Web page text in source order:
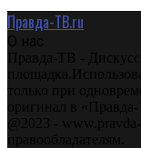
Правда-ТВ.ru
О нас
Правда-ТВ -
только при
оригинал в «Правда-
@2023 -
правообладателям.